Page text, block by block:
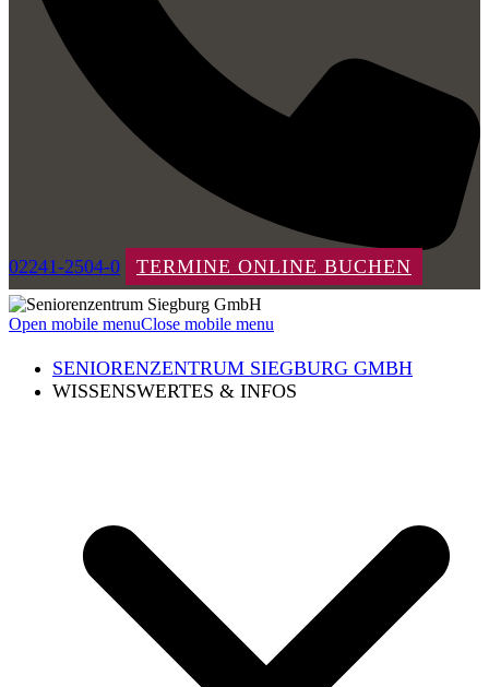
02241-2504-0 TERMINE ONLINE BUCHEN
Open mobile menuClose mobile menu
SENIORENZENTRUM SIEGBURG GMBH
WISSENSWERTES & INFOS